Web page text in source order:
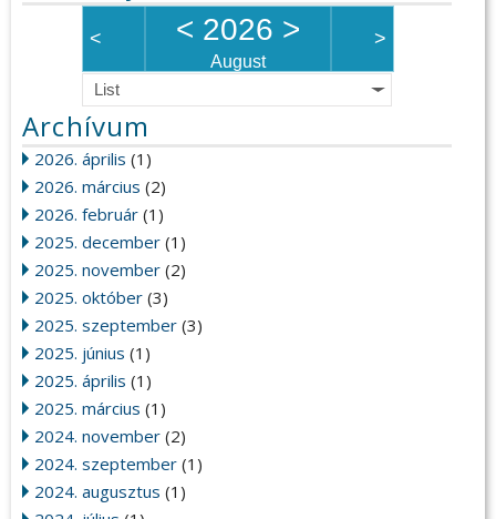
< < 2026 >
August
>
List
Archívum
2026. április (1)
2026. március (2)
2026. február (1)
2025. december (1)
2025. november (2)
2025. október (3)
2025. szeptember (3)
2025. június (1)
2025. április (1)
2025. március (1)
2024. november (2)
2024. szeptember (1)
2024. augusztus (1)